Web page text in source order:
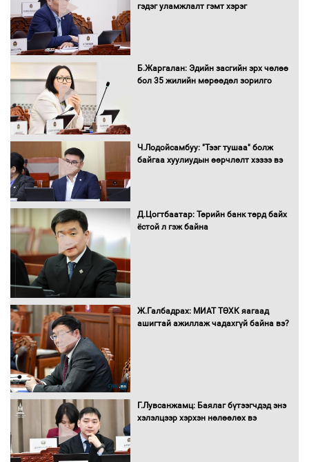
Нөөцийн махны худалдаа,
борлуулалтыг нээлттэй ил тод
Монгол Улс “COP17”-д “Тал хээрийн
төлөвлөгөө”-гөө танилцуулна
16 төрлийн эмийг нэг эх үүсвэрээс
Бүх шатанд хэмнэлтийн горимд
шилжиж, найр наадам, зөвлөгөөн,
гэдэг уламжлалт гэмт хэрэг
Б.Жаргалан: Эдийн засгийн эрх чөлөө
бол 35 жилийн мөрөөдөл зорилго
Ч.Лодойсамбуу: "Тээг тушаа" болж
байгаа хуулиудын өөрчлөлт хэзээ вэ
Д.Цогтбаатар: Төрийн банк төрд байх
ёстой л гэж байна
Ж.Галбадрах: МИАТ ТӨХК яагаад
ашигтай ажиллаж чадахгүй байна вэ?
Г.Лувсанжамц: Баялаг бүтээгчдэд энэ
хэлэлцээр хэрхэн нөлөөлөх вэ